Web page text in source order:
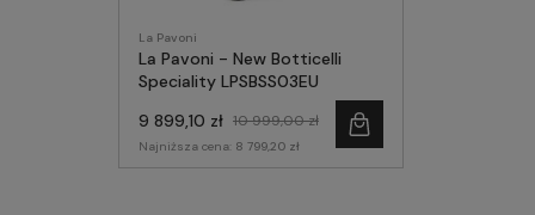
La Pavoni
La Pavoni - New Botticelli
Speciality LPSBSS03EU
9 899,10 zł 10 999,00 zł
Najniższa cena: 8 799,20 zł